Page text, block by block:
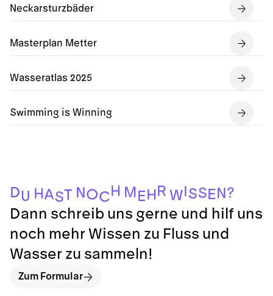
Neckarsturzbäder
Masterplan Metter
Wasseratlas 2025
Swimming is Winning
DU H AST N OCH M EHR WISS E N ?
Dann schreib uns gerne und hilf uns
noch mehr Wissen zu Fluss und
Wasser zu sammeln!
Zum Formular